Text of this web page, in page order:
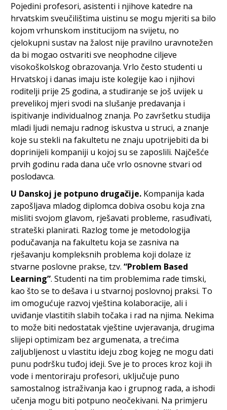
Pojedini profesori, asistenti i njihove katedre na
hrvatskim sveučilištima uistinu se mogu mjeriti sa bilo
kojom vrhunskom institucijom na svijetu, no
cjelokupni sustav na žalost nije pravilno uravnotežen
da bi mogao ostvariti sve neophodne ciljeve
visokoškolskog obrazovanja. Vrlo često studenti u
Hrvatskoj i danas imaju iste kolegije kao i njihovi
roditelji prije 25 godina, a studiranje se još uvijek u
prevelikoj mjeri svodi na slušanje predavanja i
ispitivanje individualnog znanja. Po završetku studija
mladi ljudi nemaju radnog iskustva u struci, a znanje
koje su stekli na fakultetu ne znaju upotrijebiti da bi
doprinijeli kompaniji u kojoj su se zaposlili. Najčešće
prvih godinu rada dana uče vrlo osnovne stvari od
poslodavca.
U Danskoj je potpuno drugačije.Kompanija kada
zapošljava mladog diplomca dobiva osobu koja zna
misliti svojom glavom, rješavati probleme, rasuđivati,
strateški planirati. Razlog tome je metodologija
podučavanja na fakultetu koja se zasniva na
rješavanju kompleksnih problema koji dolaze iz
stvarne poslovne prakse, tzv. “Problem Based
Learning”. Studenti na tim problemima rade timski,
kao što se to dešava i u stvarnoj poslovnoj praksi. To
im omogućuje razvoj vještina kolaboracije, ali i
uviđanje vlastitih slabih točaka i rad na njima. Nekima
to može biti nedostatak vještine uvjeravanja, drugima
slijepi optimizam bez argumenata, a trećima
zaljubljenost u vlastitu ideju zbog kojeg ne mogu dati
punu podršku tuđoj ideji. Sve je to proces kroz koji ih
vode i mentoriraju profesori, uključuje puno
samostalnog istraživanja kao i grupnog rada, a ishodi
učenja mogu biti potpuno neočekivani. Na primjeru